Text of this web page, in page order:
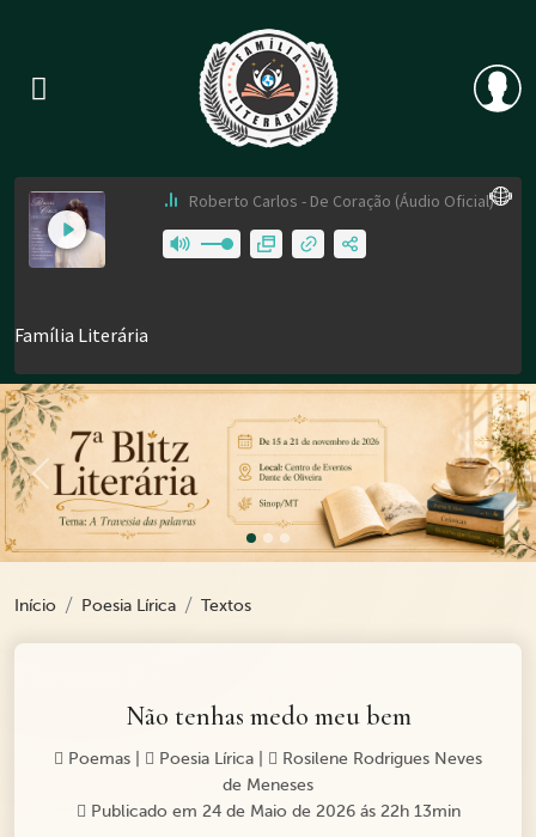
Previous
Início Poesia Lírica Textos
Não tenhas medo meu bem
Poemas Poesia Lírica
Rosilene Rodrigues Neves
de Meneses
Publicado em 24 de Maio de 2026 ás 22h 13min